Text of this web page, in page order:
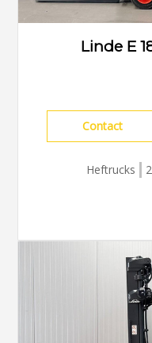
Linde E
Contact
Heftrucks